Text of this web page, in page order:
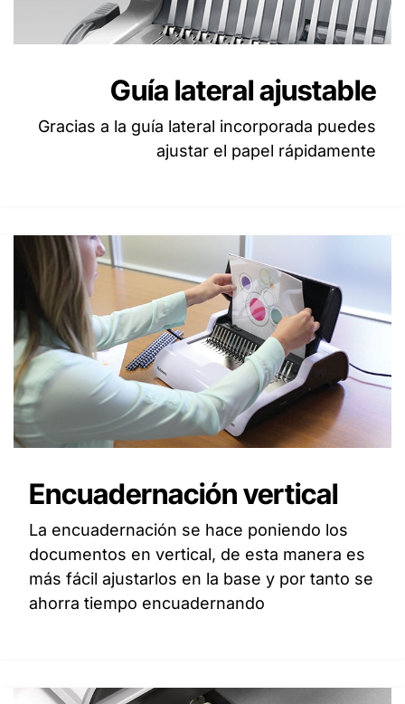
Guía lateral ajustable
Gracias a la guía lateral incorporada puedes
ajustar el papel rápidamente
Encuadernación vertical
La encuadernación se hace poniendo los
documentos en vertical, de esta manera es
más fácil ajustarlos en la base y por tanto se
ahorra tiempo encuadernando